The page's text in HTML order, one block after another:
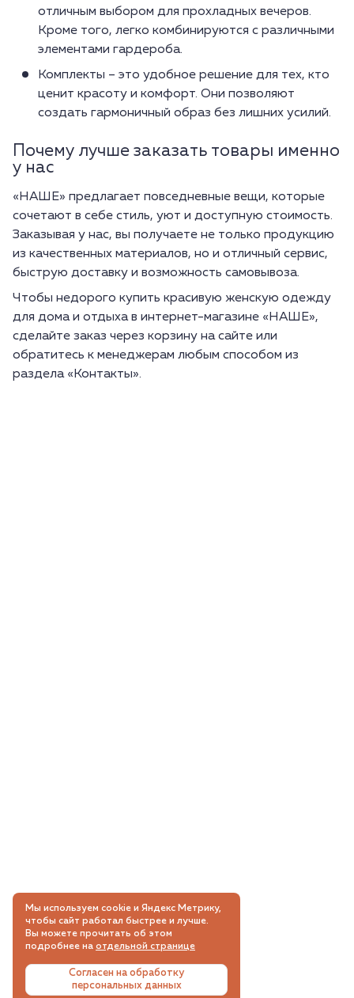
отличным выбором для прохладных вечеров.
Кроме того, легко комбинируются с различными
элементами гардероба.
Комплекты – это удобное решение для тех, кто
ценит красоту и комфорт. Они позволяют
создать гармоничный образ без лишних усилий.
Почему лучше заказать товары именно
у нас
«НАШЕ» предлагает повседневные вещи, которые
сочетают в себе стиль, уют и доступную стоимость.
Заказывая у нас, вы получаете не только продукцию
из качественных материалов, но и отличный сервис,
быструю доставку и возможность самовывоза.
Чтобы недорого купить красивую женскую одежду
для дома и отдыха в интернет-магазине «НАШЕ»,
сделайте заказ через корзину на сайте или
обратитесь к менеджерам любым способом из
раздела «Контакты».
Мы используем cookie и Яндекс Метрику,
чтобы сайт работал быстрее и лучше.
Вы можете прочитать об этом
подробнее на отдельной странице
Согласен на обработку
персональных данных